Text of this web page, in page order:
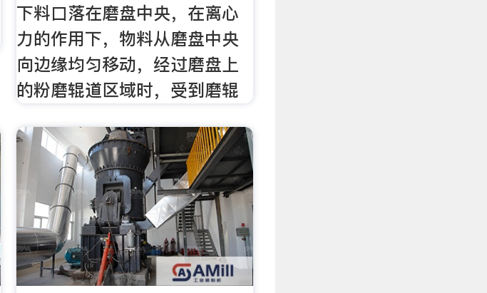
下料口落在磨盘中央，在离心
力的作用下，物料从磨盘中央
向边缘均匀移动，经过磨盘上
的粉磨辊道区域时，受到磨辊